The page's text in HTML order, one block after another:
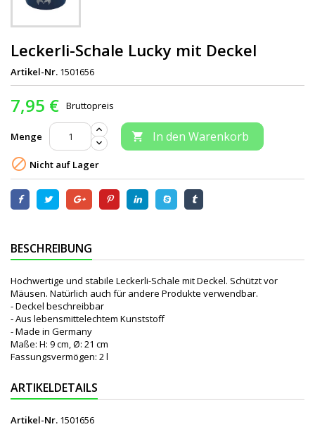
Leckerli-Schale Lucky mit Deckel
Artikel-Nr. 1501656
7,95 € Bruttopreis
Menge  In den Warenkorb
 Nicht auf Lager
BESCHREIBUNG
Hochwertige und stabile Leckerli-Schale mit Deckel. Schützt vor
Mäusen. Natürlich auch für andere Produkte verwendbar.
- Deckel beschreibbar
- Aus lebensmittelechtem Kunststoff
- Made in Germany
Maße: H: 9 cm, Ø: 21 cm
Fassungsvermögen: 2 l
ARTIKELDETAILS
Artikel-Nr. 1501656